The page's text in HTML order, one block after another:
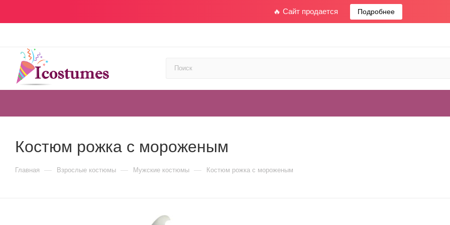
🔥 Сайт продается Подробнее
Костюм рожка с мороженым
Главная — Взрослые костюмы — Мужские костюмы — Костюм рожка с мороженым